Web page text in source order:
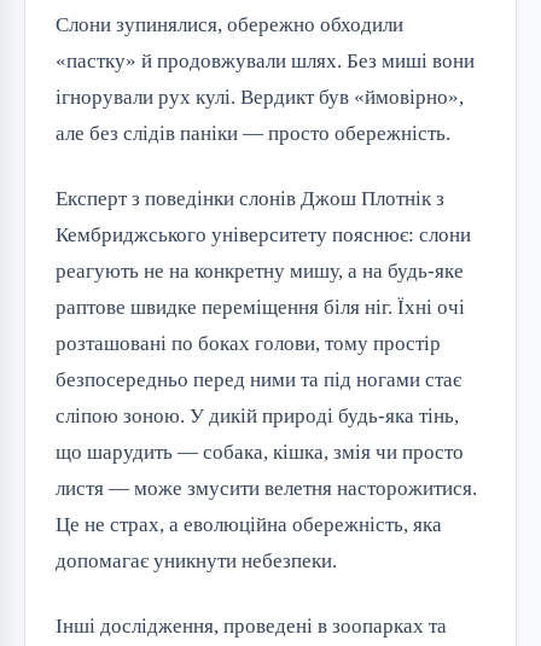
Слони зупинялися, обережно обходили
«пастку» й продовжували шлях. Без миші вони
ігнорували рух кулі. Вердикт був «ймовірно»,
але без слідів паніки — просто обережність.
Експерт з поведінки слонів Джош Плотнік з
Кембриджського університету пояснює: слони
реагують не на конкретну мишу, а на будь-яке
раптове швидке переміщення біля ніг. Їхні очі
розташовані по боках голови, тому простір
безпосередньо перед ними та під ногами стає
сліпою зоною. У дикій природі будь-яка тінь,
що шарудить — собака, кішка, змія чи просто
листя — може змусити велетня насторожитися.
Це не страх, а еволюційна обережність, яка
допомагає уникнути небезпеки.
Інші дослідження, проведені в зоопарках та